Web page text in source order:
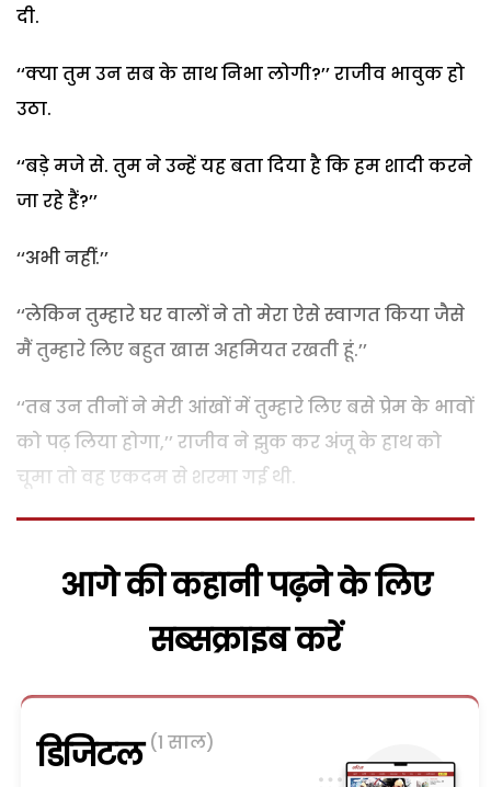
दी.
‘‘क्या तुम उन सब के साथ निभा लोगी?’’ राजीव भावुक हो
उठा.
‘‘बड़े मजे से. तुम ने उन्हें यह बता दिया है कि हम शादी करने
जा रहे हैं?’’
‘‘अभी नहीं.’’
‘‘लेकिन तुम्हारे घर वालों ने तो मेरा ऐसे स्वागत किया जैसे
मैं तुम्हारे लिए बहुत खास अहमियत रखती हूं.’’
‘‘तब उन तीनों ने मेरी आंखों में तुम्हारे लिए बसे प्रेम के भावों
को पढ़ लिया होगा,’’ राजीव ने झुक कर अंजू के हाथ को
चूमा तो वह एकदम से शरमा गई थी.
आगे की कहानी पढ़ने के लिए
सब्सक्राइब करें
डिजिटल (1 साल)